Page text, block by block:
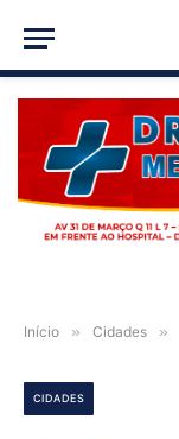
Início » Cidades »
CIDADES